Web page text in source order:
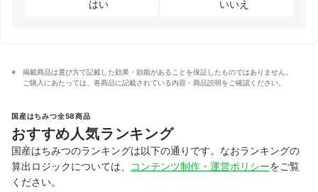
はい いいえ
掲載商品は選び方で記載した効果・効能があることを保証したものではありません。
ご購入にあたっては、各商品に記載されている内容・商品説明をご確認ください。
国産はちみつ全58商品
おすすめ人気ランキング
国産はちみつのランキングは以下の通りです。なおランキングの
算出ロジックについては、
コンテンツ制作・運営ポリシーをご覧
ください。